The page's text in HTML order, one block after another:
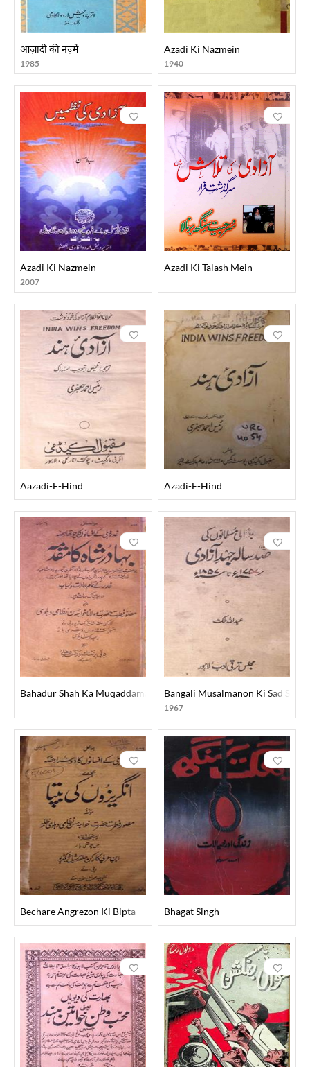
आज़ादी की नज़्में
1985
Azadi Ki Nazmein
1940
Azadi Ki Nazmein
2007
Azadi Ki Talash Mein
Aazadi-E-Hind Azadi-E-Hind
Bahadur Shah Ka Muqaddama Bangali Musalmanon Ki Sad Sala
1967
Bechare Angrezon Ki Bipta Bhagat Singh